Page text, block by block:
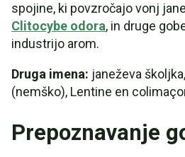
spojine, ki povzročajo vonj
Clitocybe odora, in druge
industrijo arom.
Druga imena: janeževa
(nemško), Lentine en
Prepoznavanje